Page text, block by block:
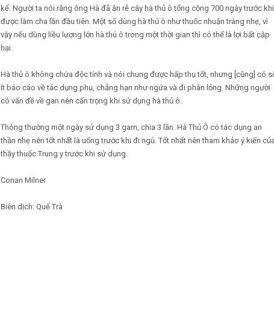
kể. Người ta nói rằng ông Hà đã ăn rễ cây hà thủ ô tổng cộng 700 ngày trước khi
được làm cha lần đầu tiên. Một số dùng hà thủ ô như thuốc nhuận tràng nhẹ, vì
vậy nếu dùng liều lượng lớn hà thủ ô trong một thời gian thì có thể là lợi bất cập
hại.
Hà thủ ô không chứa độc tính và nói chung được hấp thụ tốt, nhưng [cũng] có
ít báo cáo về tác dụng phụ, chẳng hạn như ngứa và đi phân lỏng. Những người
có vấn đề về gan nên cẩn trọng khi sử dụng hà thủ ô.
Thông thường một ngày sử dụng 3 gam, chia 3 lần. Hà Thủ Ô có tác dụng an
thần nhẹ nên tốt nhất là uống trước khi đi ngủ. Tốt nhất nên tham khảo ý kiến
thầy thuốc Trung y trước khi sử dụng.
Conan Milner
Biên dịch: Quế Trà